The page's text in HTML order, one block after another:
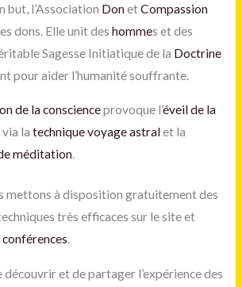
but, l’Association DonetCompassion
dons. Elle unit des hommes et des
Sagesse Initiatique de la Doctrine
pour aider l’humanité souffrante.
de la conscienceprovoque l’éveil de la
via latechnique voyage astralet la
méditation.
mettons à disposition gratuitement des
très efficaces sur le site et
.
découvrir et de partager l’expérience des